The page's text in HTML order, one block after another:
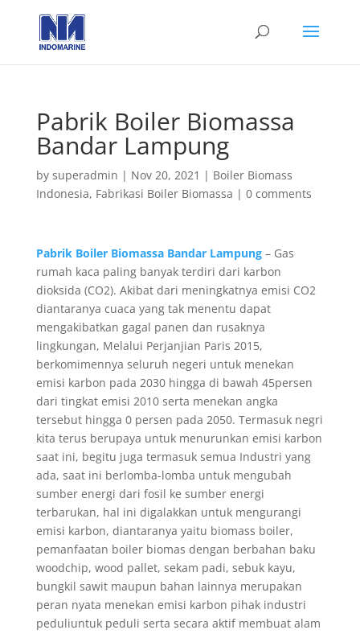
Pabrik Boiler Biomassa
Bandar Lampung
by superadmin | Nov 20, 2021 | Boiler Biomass
Indonesia, Fabrikasi Boiler Biomassa | 0 comments
Pabrik Boiler Biomassa Bandar Lampung– Gas
rumah kaca paling banyak terdiri dari karbon
dioksida (CO2). Akibat dari meningkatnya emisi CO2
diantaranya cuaca yang tak menentu dapat
mengakibatkan gagal panen dan rusaknya
lingkungan, Melalui Perjanjian Paris 2015,
berkomimennya seluruh negeri untuk menekan
emisi karbon pada 2030 hingga di bawah 45persen
dari tingkat emisi 2010 serta menekan angka
tersebut hingga 0 persen pada 2050. Termasuk negri
kita terus berupaya untuk menurunkan emisi karbon
saat ini, begitu juga termasuk semua Industri yang
ada, saat ini berlomba-lomba untuk mengubah
sumber energi dari fosil ke sumber energi
terbarukan, hal ini digalakkan untuk mengurangi
emisi karbon, diantaranya yaitu biomass boiler,
pemanfaatan boiler biomas dengan berbahan baku
woodchip, wood pallet, sekam padi, sebuk kayu,
bungkil sawit maupun bahan lainnya merupakan
peran nyata menekan emisi karbon pihak industri
peduliuntuk peduli serta secara aktif membuat alam